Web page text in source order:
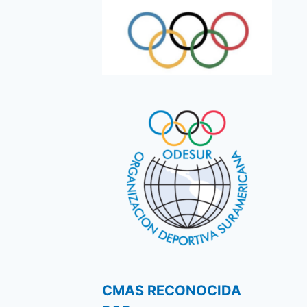
CMAS RECONOCIDA